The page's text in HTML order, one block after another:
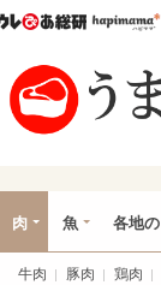
ウレぴ
肉 魚 各地
牛肉 豚肉 鶏肉